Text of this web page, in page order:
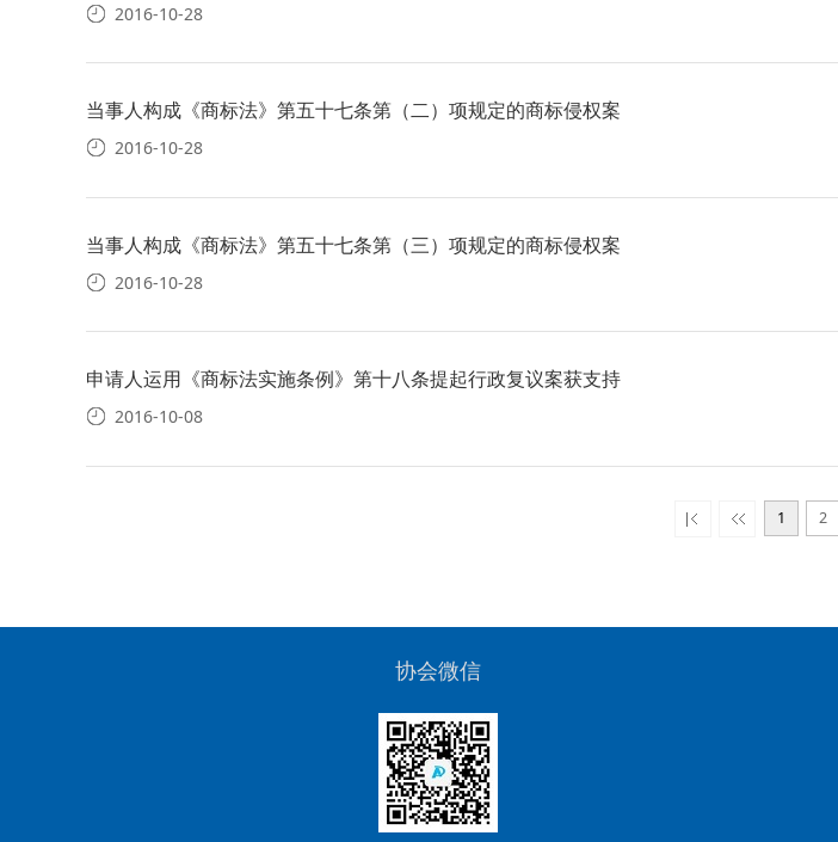
2016-10-28
当事人构成《商标法》第五十七条第（二）项规定的商标侵权案
2016-10-28
当事人构成《商标法》第五十七条第（三）项规定的商标侵权案
2016-10-28
申请人运用《商标法实施条例》第十八条提起行政复议案获支持
2016-10-08
1 2
协会微信